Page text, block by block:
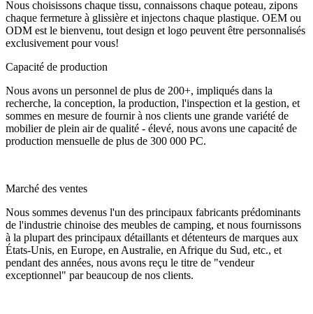
Nous choisissons chaque tissu, connaissons chaque poteau, zipons
chaque fermeture à glissière et injectons chaque plastique. OEM ou
ODM est le bienvenu, tout design et logo peuvent être personnalisés
exclusivement pour vous!
Capacité de production
Nous avons un personnel de plus de 200+, impliqués dans la
recherche, la conception, la production, l'inspection et la gestion, et
sommes en mesure de fournir à nos clients une grande variété de
mobilier de plein air de qualité - élevé, nous avons une capacité de
production mensuelle de plus de 300 000 PC.
Marché des ventes
Nous sommes devenus l'un des principaux fabricants prédominants
de l'industrie chinoise des meubles de camping, et nous fournissons
à la plupart des principaux détaillants et détenteurs de marques aux
États-Unis, en Europe, en Australie, en Afrique du Sud, etc., et
pendant des années, nous avons reçu le titre de "vendeur
exceptionnel" par beaucoup de nos clients.